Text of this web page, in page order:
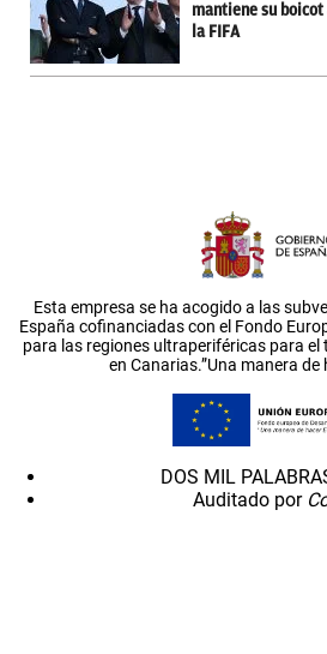
mantiene su boicot
la FIFA
Esta empresa se ha acogido a las
España cofinanciadas con el Fondo
para las regiones ultraperiféricas para
en Canarias.”Una manera de
DOS MIL
Auditado por